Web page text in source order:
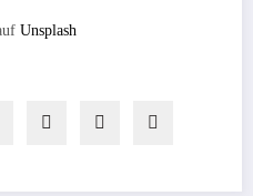
Unsplash